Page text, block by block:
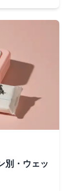
別・ウェッ